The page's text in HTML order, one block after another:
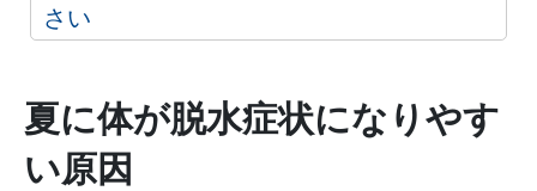
さい
夏に体が脱水症状になりやす
い原因